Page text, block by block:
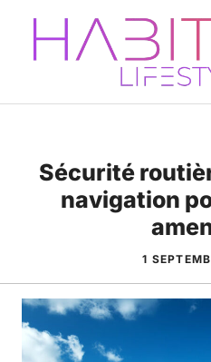
Aller
contenu
Sécurité
navigation
1